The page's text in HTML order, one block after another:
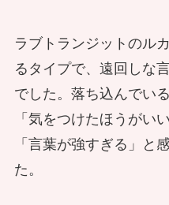
ラブトランジットのル
るタイプで、遠回しな
でした。落ち込んでい
「気をつけたほうがい
「言葉が強すぎる」と
た。